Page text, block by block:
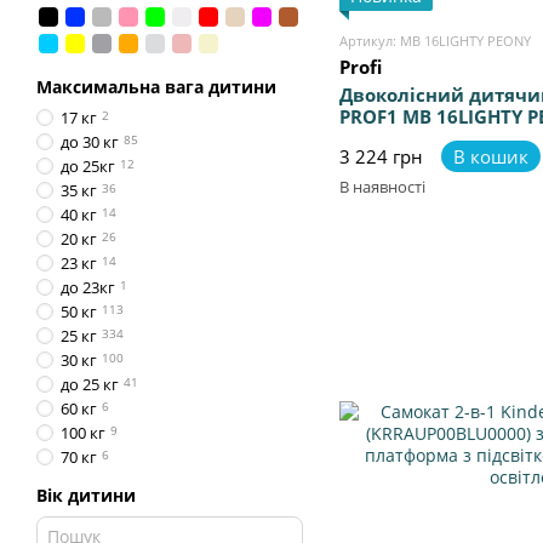
Артикул: MB 16LIGHTY PEONY
Profi
Двоколісний
PROF1 MB 16LIGHTY
3 224 грн
В кошик
В наявності
Максимальна вага дитини
17 кг 2
до 30 кг 85
до 25кг 12
35 кг 36
40 кг 14
20 кг 26
23 кг 14
до 23кг 1
50 кг 113
25 кг 334
30 кг 100
до 25 кг 41
60 кг 6
100 кг 9
70 кг 6
Вік дитини